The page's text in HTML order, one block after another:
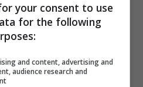
universo.
potrebbero emulare la
your consent to use
for the following
and content, advertising and
audience research and